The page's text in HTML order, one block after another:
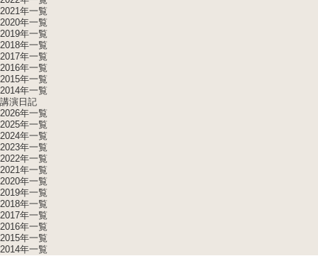
2021年一覧
2020年一覧
2019年一覧
2018年一覧
2017年一覧
2016年一覧
2015年一覧
2014年一覧
講演日記
2026年一覧
2025年一覧
2024年一覧
2023年一覧
2022年一覧
2021年一覧
2020年一覧
2019年一覧
2018年一覧
2017年一覧
2016年一覧
2015年一覧
2014年一覧